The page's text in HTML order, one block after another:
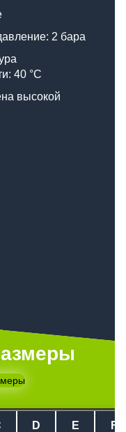
2 бара
40 °C
высокой
D E F